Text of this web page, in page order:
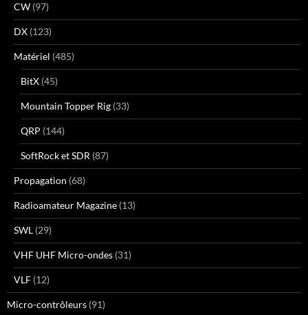
CW (97)
DX (123)
Matériel (485)
BitX (45)
Mountain Topper Rig (33)
QRP (144)
SoftRock et SDR (87)
Propagation (68)
Radioamateur Magazine (13)
SWL (29)
VHF UHF Micro-ondes (31)
VLF (12)
Micro-contrôleurs (91)